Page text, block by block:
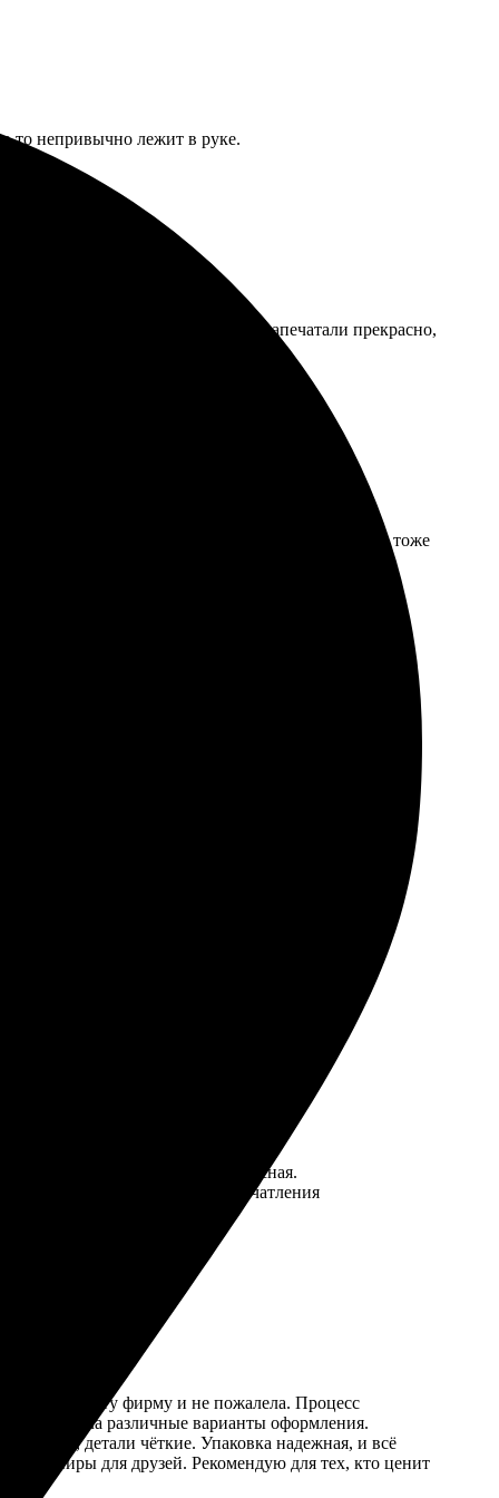
то непривычно лежит в руке.
мой запрос. Картину напечатали прекрасно,
яркие цвета, детальность. С доставкой тоже
Порадуют разнообразные форматы и макеты.
качественные фотоснимки!
Результат полностью удовлетворил.
по городу просто молниеносная.
макеты. В остальном – впечатления
выбрала эту фирму и не пожалела. Процесс
различные варианты оформления.
яркие, детали чёткие. Упаковка надежная, и всё
сувениры для друзей. Рекомендую для тех, кто ценит